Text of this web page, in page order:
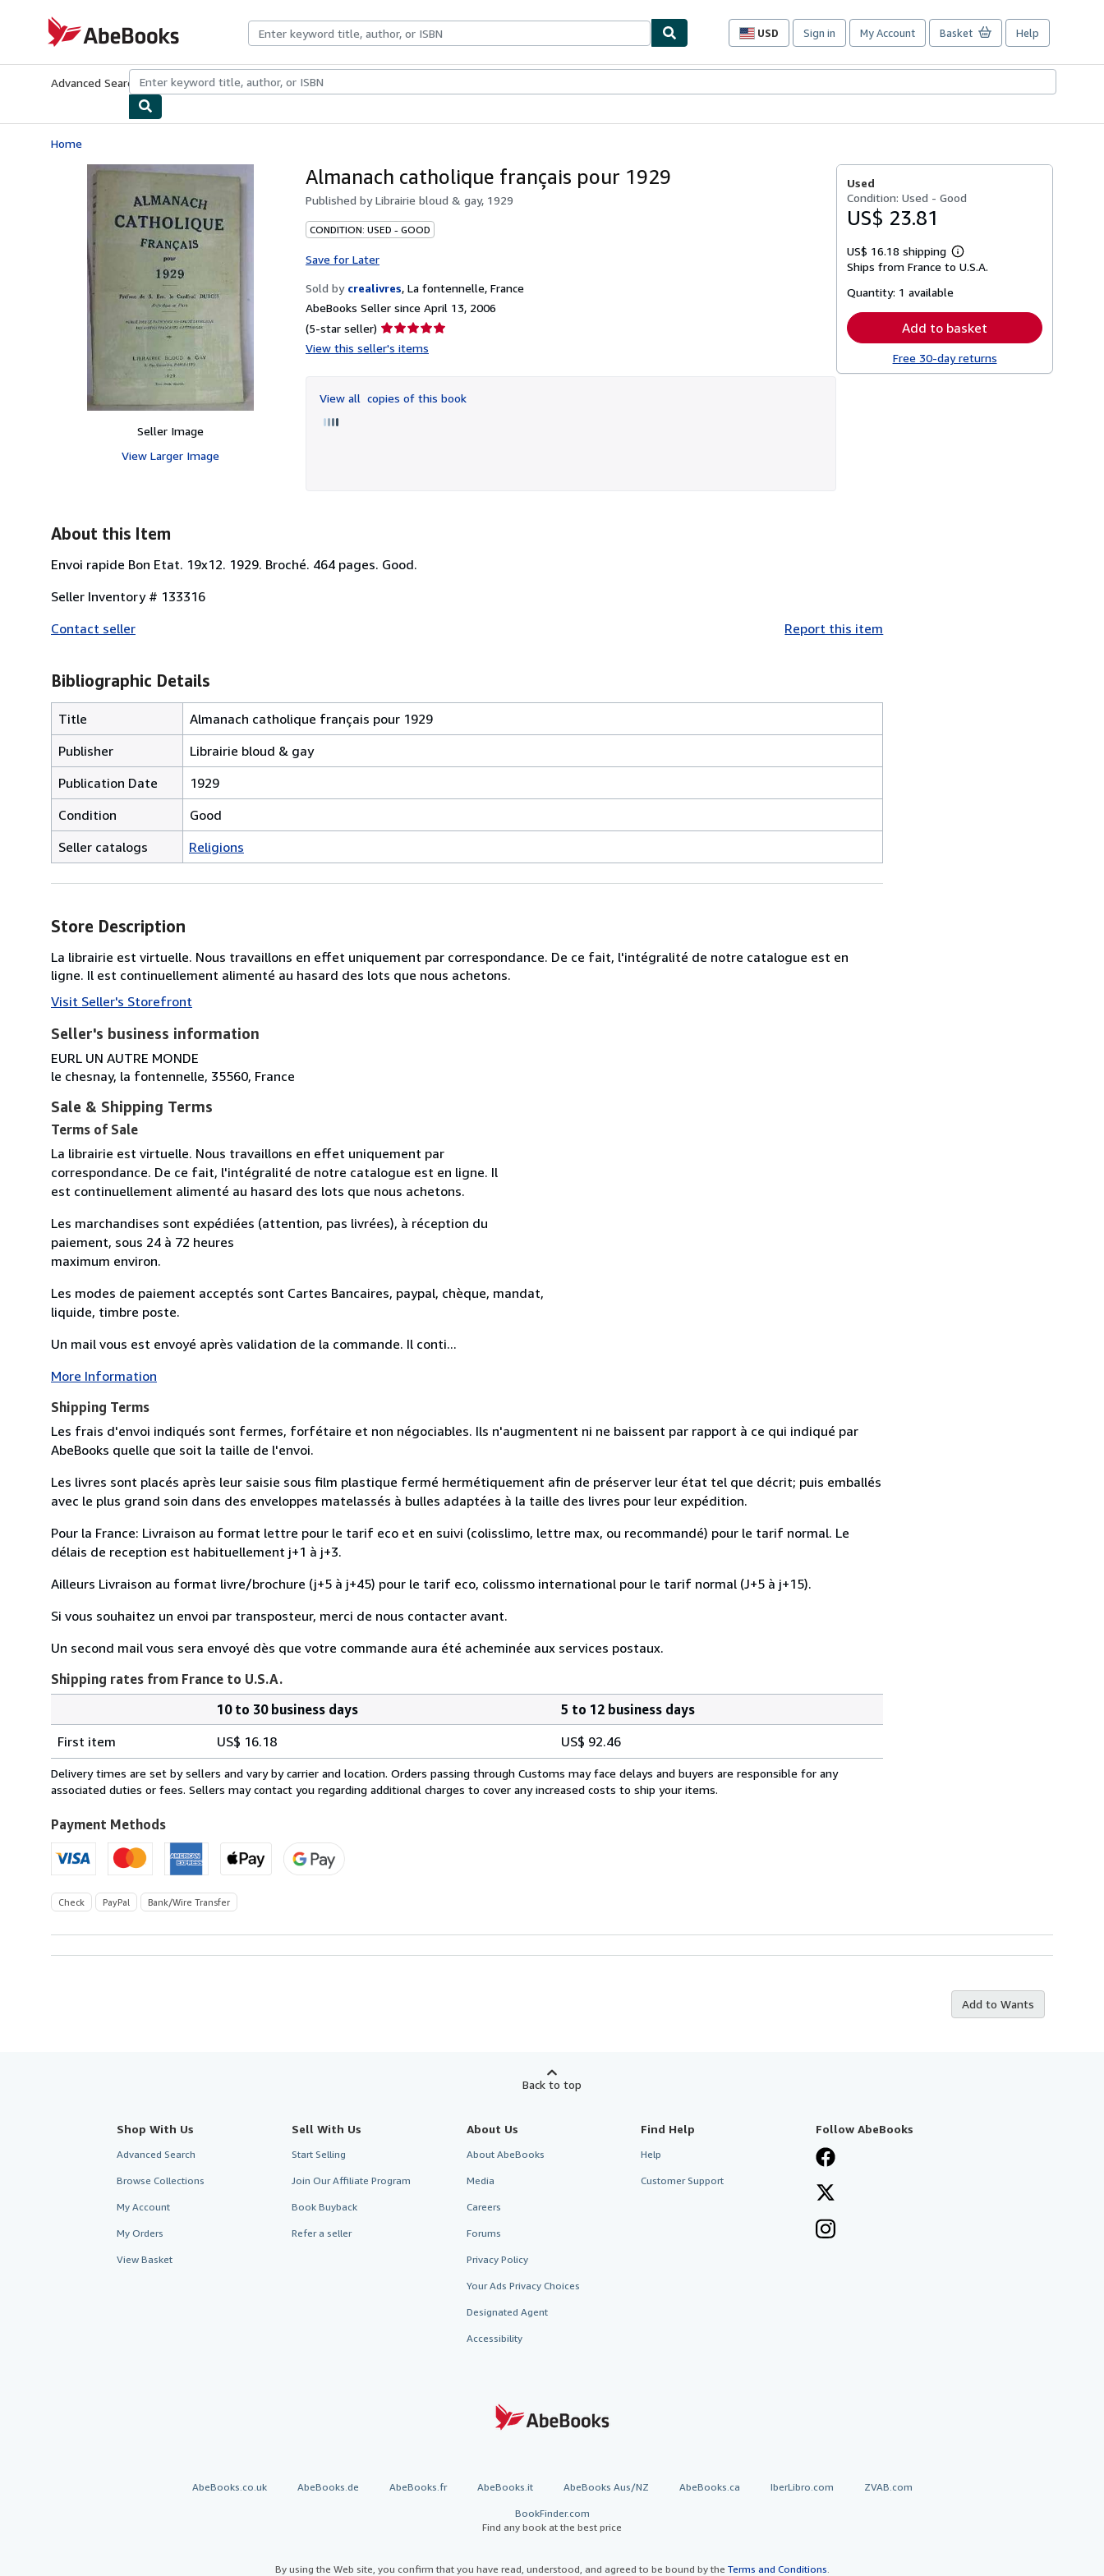
AbeBooks.com
USD
Site
preferences
Sign in My Account Basket Help
Advanced Search Browse CollectionsRare BooksArt & Collectibles
Home
Seller Image
View Larger Image
Almanach catholique français pour 1929
Published byLibrairie bloud & gay, 1929
CONDITION: USED - GOOD
Save for Later
Sold by crealivres, La fontennelle, France
AbeBooks Seller since April 13, 2006
(5-star seller) Seller
rating
of
5
View this seller's items
View all copies of this book
Used
Condition: Used - Good
US$ 23.81
US$ 16.18 shipping
Learn
more
Ships from France to U.S.A.
Quantity: 1 available
Add to basket
Free 30-day returns
About this Item
Envoi rapide Bon Etat. 19x12. 1929. Broché. 464 pages. Good.
Seller Inventory # 133316
Contact seller
Report this item
Bibliographic Details
Title
Almanach catholique français pour 1929
Publisher
Librairie bloud & gay
Publication Date
1929
Condition
Good
Seller catalogs
Religions
Store Description
La librairie est virtuelle. Nous travaillons en effet uniquement par correspondance. De ce fait, l'intégralité de notre catalogue est en
ligne. Il est continuellement alimenté au hasard des lots que nous achetons.
Visit Seller's Storefront
Seller's business information
EURL UN AUTRE MONDE
le chesnay, la fontennelle, 35560, France
Sale & Shipping Terms
Terms of Sale
La librairie est virtuelle. Nous travaillons en effet uniquement par
correspondance. De ce fait, l'intégralité de notre catalogue est en ligne. Il
est continuellement alimenté au hasard des lots que nous achetons.
Les marchandises sont expédiées (attention, pas livrées), à réception du
paiement, sous 24 à 72 heures
maximum environ.
Les modes de paiement acceptés sont Cartes Bancaires, paypal, chèque, mandat,
liquide, timbre poste.
Un mail vous est envoyé après validation de la commande. Il conti...
More Information
Shipping Terms
Les frais d'envoi indiqués sont fermes, forfétaire et non négociables. Ils n'augmentent ni ne baissent par rapport à ce qui indiqué par
AbeBooks quelle que soit la taille de l'envoi.
Les livres sont placés après leur saisie sous film plastique fermé hermétiquement afin de préserver leur état tel que décrit; puis emballés
avec le plus grand soin dans des enveloppes matelassés à bulles adaptées à la taille des livres pour leur expédition.
Pour la France: Livraison au format lettre pour le tarif eco et en suivi (colisslimo, lettre max, ou recommandé) pour le tarif normal. Le
délais de reception est habituellement j+1 à j+3.
Ailleurs Livraison au format livre/brochure (j+5 à j+45) pour le tarif eco, colissmo international pour le tarif normal (J+5 à j+15).
Si vous souhaitez un envoi par transposteur, merci de nous contacter avant.
Un second mail vous sera envoyé dès que votre commande aura été acheminée aux services postaux.
Shipping rates from France to U.S.A.
rates
from
France
U.S.A.
10 to 30 business days
5 to 12 business days
First item
US$ 16.18 US$ 92.46
Delivery times are set by sellers and vary by carrier and location. Orders passing through Customs may face delays and buyers are responsible for any
associated duties or fees. Sellers may contact you regarding additional charges to cover any increased costs to ship your items.
Payment Methods
Check PayPal Bank/Wire Transfer
Add to Wants
Back to top
Shop With Us
Advanced Search
Browse Collections
My Account
My Orders
View Basket
Sell With Us
Start Selling
Join Our Affiliate Program
Book Buyback
Refer a seller
About Us
About AbeBooks
Media
Careers
Forums
Privacy Policy
Your Ads Privacy Choices
Designated Agent
Accessibility
Find Help
Help
Customer Support
Follow AbeBooks
AbeBooks.co.uk AbeBooks.de AbeBooks.fr AbeBooks.it AbeBooks Aus/NZ AbeBooks.ca IberLibro.com ZVAB.com
BookFinder.com
Find any book at the best price
By using the Web site, you confirm that you have read, understood, and agreed to be bound by the Terms and Conditions